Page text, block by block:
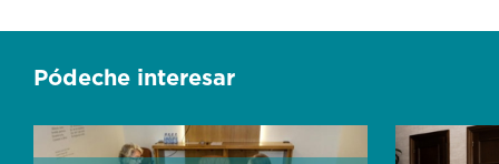
Pódeche interesar